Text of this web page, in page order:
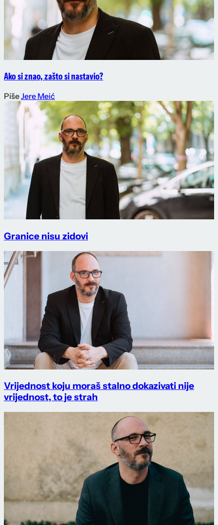
Ako si znao, zašto si nastavio?
PišeJere Meić
Granice nisu zidovi
Vrijednost koju moraš stalno dokazivati nije
vrijednost, to je strah